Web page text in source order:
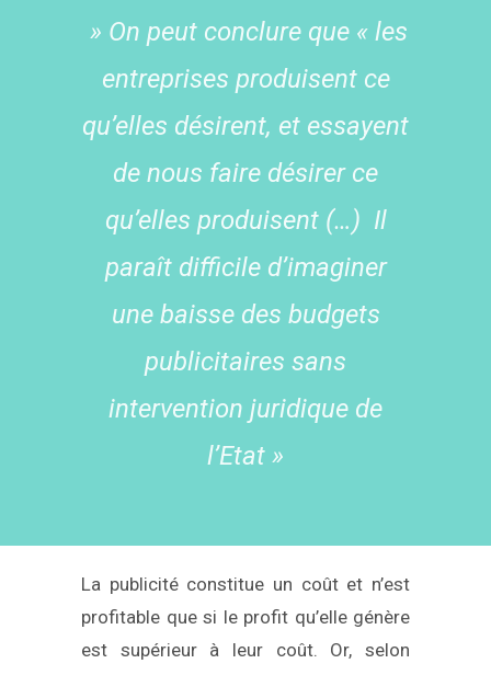
» On peut conclure que « les
entreprises produisent ce
qu’elles désirent, et essayent
de nous faire désirer ce
qu’elles produisent (…) Il
paraît difficile d’imaginer
une baisse des budgets
publicitaires sans
intervention juridique de
l’Etat »
La publicité constitue un coût et n’est
profitable que si le profit qu’elle génère
est supérieur à leur coût. Or, selon